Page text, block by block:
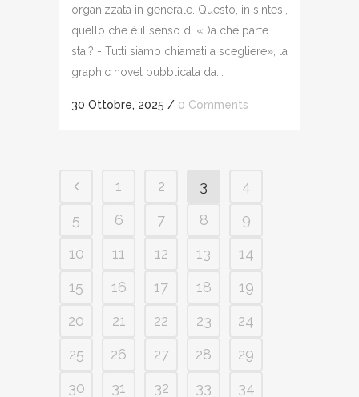
organizzata in generale. Questo, in sintesi,
quello che è il senso di «Da che parte
stai? - Tutti siamo chiamati a scegliere», la
graphic novel pubblicata da...
30 Ottobre, 2025 / 0 Comments
1 2 3
4
5
6 7 8
9
10
11 12 13
14
15
16 17 18
19
20
21 22 23
24
25
26 27 28
29
30
31 32 33
34